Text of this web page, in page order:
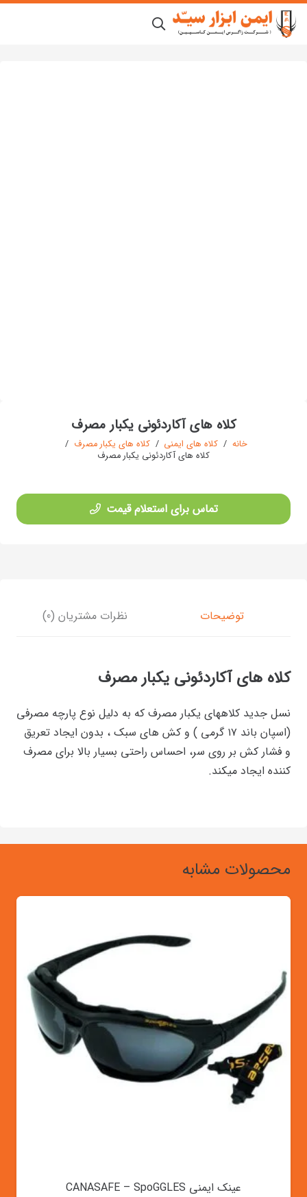
کلاه های آکاردئونی یکبار مصرف
خانه / کلاه های ایمنی / کلاه های یکبار مصرف /
کلاه های آکاردئونی یکبار مصرف
تماس برای استعلام قیمت
توضیحات نظرات مشتریان (0)
کلاه های آکاردئونی یکبار مصرف
نسل جدید کلاههای یکبار مصرف که به دلیل نوع پارچه مصرفی
(اسپان باند ۱۷ گرمی ) و کش های سبک ، بدون ایجاد تعریق
و فشار کش بر روی سر، احساس راحتی بسیار بالا برای مصرف
کننده ایجاد میکند.
محصولات مشابه
عینک ایمنی CANASAFE – SpoGGLES